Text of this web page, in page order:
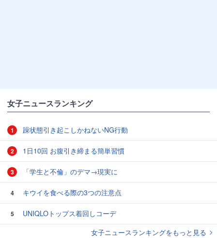
女子ニュースランキング
1 躁状態引き起こしかねないNG行動
2 1日10回 お腹引き締まる簡単習慣
3 「学生と不倫」のデマ→現実に
4 キウイを食べる際の3つの注意点
5
UNIQLOトップス着回しコーデ
女子ニュースランキングをもっと見る